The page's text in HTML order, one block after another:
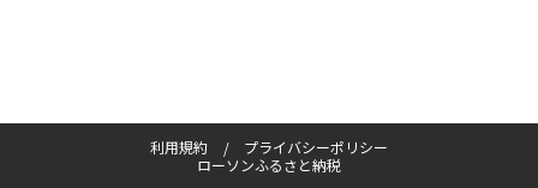
利用規約
プライバシーポリシー
ローソンふるさと納税